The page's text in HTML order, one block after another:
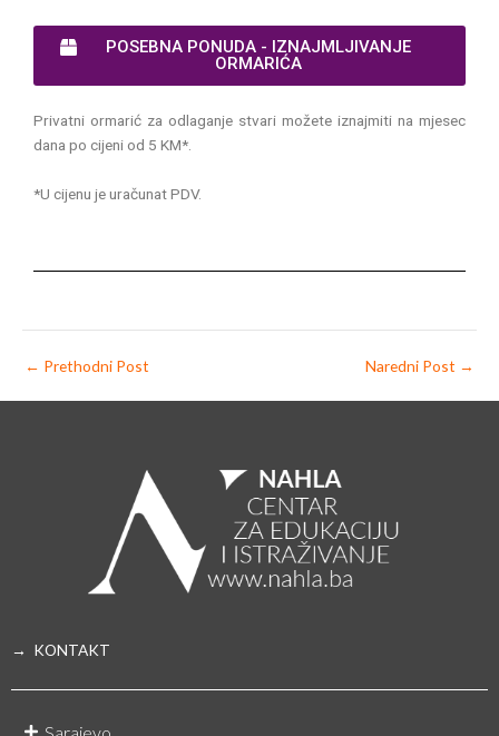
POSEBNA PONUDA - IZNAJMLJIVANJE
ORMARIĆA
Privatni ormarić za odlaganje stvari možete iznajmiti na mjesec
dana po cijeni od 5 KM*.
*U cijenu je uračunat PDV.
← Prethodni Post Naredni Post →
→ KONTAKT